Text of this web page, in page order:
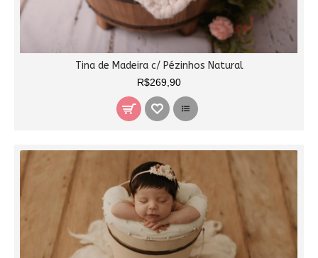
Tina de Madeira c/ Pézinhos Natural
R$269,90